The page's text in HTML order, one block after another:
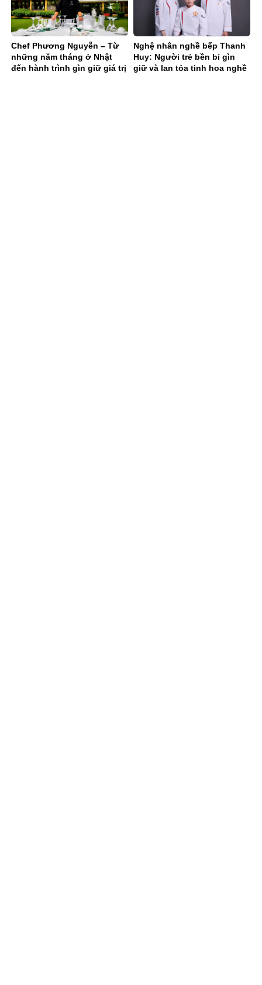
Chef Phương Nguyễn – Từ
những năm tháng ở Nhật
đến hành trình gìn giữ giá trị
Nghệ nhân nghề bếp Thanh
Huy: Người trẻ bền bỉ gìn
giữ và lan tỏa tinh hoa nghề